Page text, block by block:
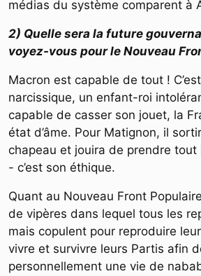
médias du système comparent à
2) Quelle sera la future
voyez-vous pour le Nouveau
Macron est capable de tout !
narcissique, un enfant-roi
capable de casser son jouet, la
état d’âme. Pour Matignon, il
chapeau et jouira de prendre tout
- c’est son éthique.
Quant au Nouveau Front
de vipères dans lequel tous les
mais copulent pour reproduire
vivre et survivre leurs Partis afin
personnellement une vie de